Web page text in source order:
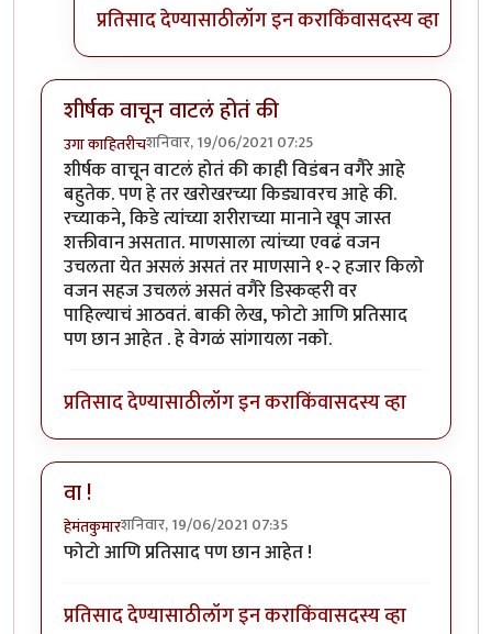
प्रतिसाद देण्यासाठीलॉग इन कराकिंवासदस्य व्हा
शीर्षक वाचून वाटलं होतं की
उगा काहितरीचशनिवार, 19/06/2021 07:25
शीर्षक वाचून वाटलं होतं की काही विडंबन वगैरे आहे
बहुतेक. पण हे तर खरोखरच्या किड्यावरच आहे की.
रच्याकने, किडे त्यांच्या शरीराच्या मानाने खूप जास्त
शक्तीवान असतात. माणसाला त्यांच्या एवढं वजन
उचलता येत असलं असतं तर माणसाने १-२ हजार किलो
वजन सहज उचललं असतं वगैरे डिस्कव्हरी वर
पाहिल्याचं आठवतं. बाकी लेख, फोटो आणि प्रतिसाद
पण छान आहेत . हे वेगळं सांगायला नको.
प्रतिसाद देण्यासाठीलॉग इन कराकिंवासदस्य व्हा
वा !
हेमंतकुमारशनिवार, 19/06/2021 07:35
फोटो आणि प्रतिसाद पण छान आहेत !
प्रतिसाद देण्यासाठीलॉग इन कराकिंवासदस्य व्हा